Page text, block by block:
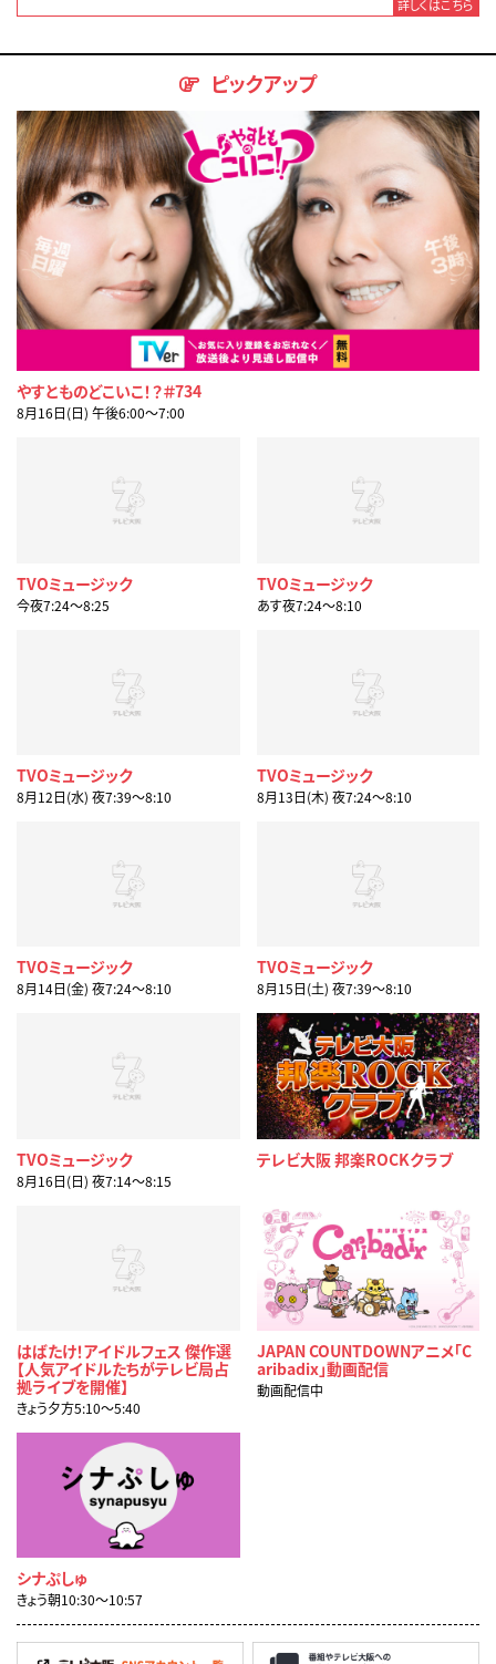
詳しくはこちら
ピックアップ
やすとものどこいこ！？＃734
8月16日(日) 午後6:00〜7:00
TVOミュージック
今夜7:24〜8:25
TVOミュージック
あす夜7:24〜8:10
TVOミュージック
8月12日(水) 夜7:39〜8:10
TVOミュージック
8月13日(木) 夜7:24〜8:10
TVOミュージック
8月14日(金) 夜7:24〜8:10
TVOミュージック
8月15日(土) 夜7:39〜8:10
TVOミュージック
8月16日(日) 夜7:14〜8:15
テレビ大阪 邦楽ROCKクラブ
はばたけ！アイドルフェス 傑作選
【人気アイドルたちがテレビ局占
拠ライブを開催】
きょう夕方5:10〜5:40
JAPAN COUNTDOWNアニメ「C
aribadix」動画配信
動画配信中
シナぷしゅ
きょう朝10:30〜10:57